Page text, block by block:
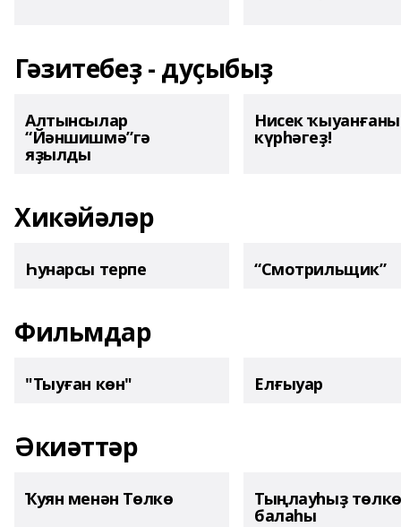
Гәзитебеҙ - дуҫыбыҙ
Алтынсылар
“Йәншишмә”гә
яҙылды
Нисек
күрһәгеҙ!
Хикәйәләр
Һунарсы терпе “Смотрильщик”
Фильмдар
"Тыуған көн" Елғыуар
Әкиәттәр
Ҡуян менән Төлкө Тыңлауһыҙ төлкө
балаһы